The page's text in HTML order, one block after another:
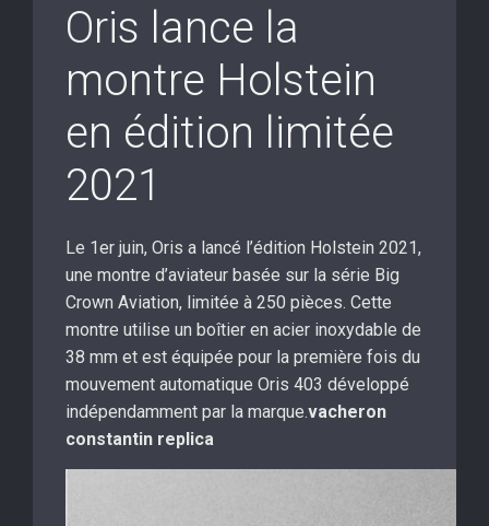
Oris lance la
montre Holstein
en édition limitée
2021
Le 1er juin, Oris a lancé l’édition Holstein 2021,
une montre d’aviateur basée sur la série Big
Crown Aviation, limitée à 250 pièces. Cette
montre utilise un boîtier en acier inoxydable de
38 mm et est équipée pour la première fois du
mouvement automatique Oris 403 développé
indépendamment par la marque.vacheron
constantin replica